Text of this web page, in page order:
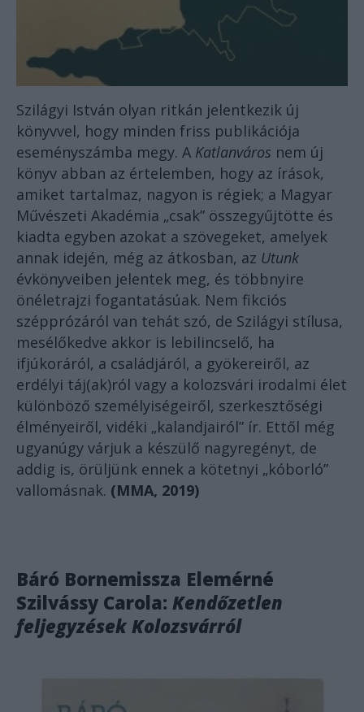
Szilágyi István olyan ritkán jelentkezik új
könyvvel, hogy minden friss publikációja
eseményszámba megy. A Katlanváros nem új
könyv abban az értelemben, hogy az írások,
amiket tartalmaz, nagyon is régiek; a Magyar
Művészeti Akadémia „csak” összegyűjtötte és
kiadta egyben azokat a szövegeket, amelyek
annak idején, még az átkosban, az Utunk
évkönyveiben jelentek meg, és többnyire
önéletrajzi fogantatásúak. Nem fikciós
szépprózáról van tehát szó, de Szilágyi stílusa,
mesélőkedve akkor is lebilincselő, ha
ifjúkoráról, a családjáról, a gyökereiről, az
erdélyi táj(ak)ról vagy a kolozsvári irodalmi élet
különböző személyiségeiről, szerkesztőségi
élményeiről, vidéki „kalandjairól” ír. Ettől még
ugyanúgy várjuk a készülő nagyregényt, de
addig is, örüljünk ennek a kötetnyi „kóborló”
vallomásnak. (MMA, 2019)
Báró Bornemissza Elemérné
Szilvássy Carola: Kendőzetlen
feljegyzések Kolozsvárról